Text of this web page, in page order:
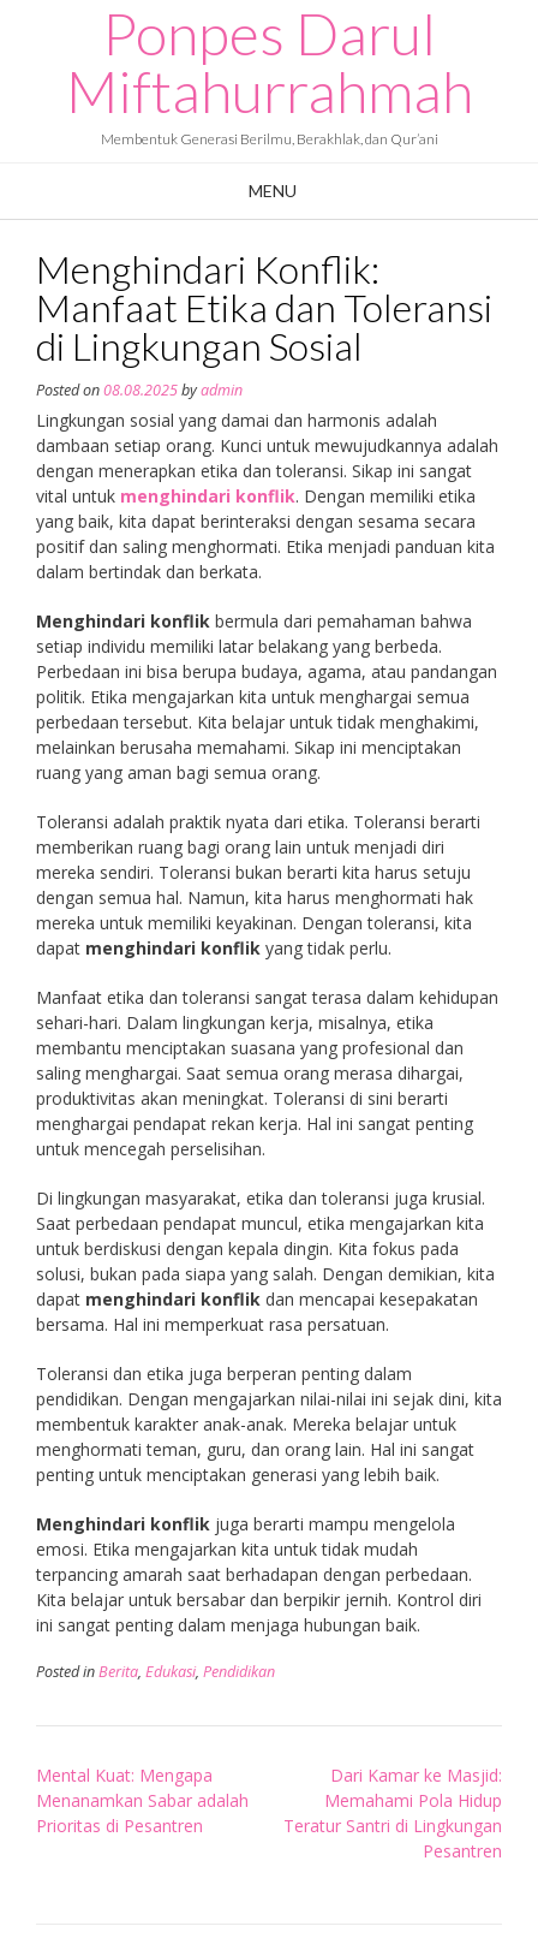
Ponpes Darul
Miftahurrahmah
Membentuk Generasi Berilmu, Berakhlak, dan Qur’ani
MENU
Menghindari Konflik:
Manfaat Etika dan Toleransi
di Lingkungan Sosial
Posted on08.08.2025byadmin
Lingkungan sosial yang damai dan harmonis adalah
dambaan setiap orang. Kunci untuk mewujudkannya adalah
dengan menerapkan etika dan toleransi. Sikap ini sangat
vital untuk menghindari konflik. Dengan memiliki etika
yang baik, kita dapat berinteraksi dengan sesama secara
positif dan saling menghormati. Etika menjadi panduan kita
dalam bertindak dan berkata.
Menghindari konflik bermula dari pemahaman bahwa
setiap individu memiliki latar belakang yang berbeda.
Perbedaan ini bisa berupa budaya, agama, atau pandangan
politik. Etika mengajarkan kita untuk menghargai semua
perbedaan tersebut. Kita belajar untuk tidak menghakimi,
melainkan berusaha memahami. Sikap ini menciptakan
ruang yang aman bagi semua orang.
Toleransi adalah praktik nyata dari etika. Toleransi berarti
memberikan ruang bagi orang lain untuk menjadi diri
mereka sendiri. Toleransi bukan berarti kita harus setuju
dengan semua hal. Namun, kita harus menghormati hak
mereka untuk memiliki keyakinan. Dengan toleransi, kita
dapat menghindari konflik yang tidak perlu.
Manfaat etika dan toleransi sangat terasa dalam kehidupan
sehari-hari. Dalam lingkungan kerja, misalnya, etika
membantu menciptakan suasana yang profesional dan
saling menghargai. Saat semua orang merasa dihargai,
produktivitas akan meningkat. Toleransi di sini berarti
menghargai pendapat rekan kerja. Hal ini sangat penting
untuk mencegah perselisihan.
Di lingkungan masyarakat, etika dan toleransi juga krusial.
Saat perbedaan pendapat muncul, etika mengajarkan kita
untuk berdiskusi dengan kepala dingin. Kita fokus pada
solusi, bukan pada siapa yang salah. Dengan demikian, kita
dapat menghindari konflik dan mencapai kesepakatan
bersama. Hal ini memperkuat rasa persatuan.
Toleransi dan etika juga berperan penting dalam
pendidikan. Dengan mengajarkan nilai-nilai ini sejak dini, kita
membentuk karakter anak-anak. Mereka belajar untuk
menghormati teman, guru, dan orang lain. Hal ini sangat
penting untuk menciptakan generasi yang lebih baik.
Menghindari konflik juga berarti mampu mengelola
emosi. Etika mengajarkan kita untuk tidak mudah
terpancing amarah saat berhadapan dengan perbedaan.
Kita belajar untuk bersabar dan berpikir jernih. Kontrol diri
ini sangat penting dalam menjaga hubungan baik.
Posted inBerita, Edukasi, Pendidikan
Post
navigation
Mental Kuat: Mengapa
Menanamkan Sabar adalah
Prioritas di Pesantren
Dari Kamar ke Masjid:
Memahami Pola Hidup
Teratur Santri di Lingkungan
Pesantren